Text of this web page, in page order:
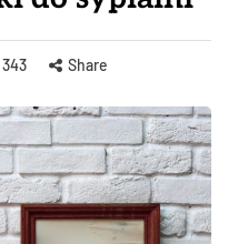
343 Share